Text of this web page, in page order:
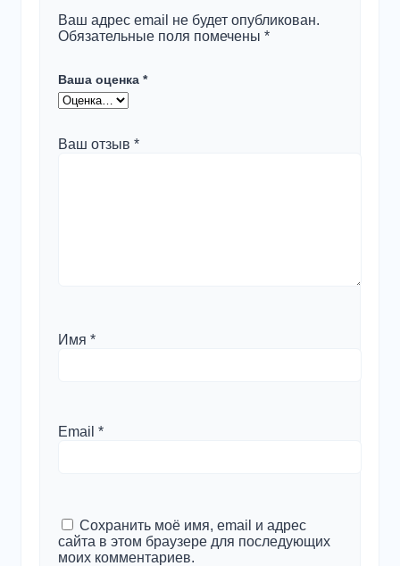
Ваш адрес email не будет опубликован.
Обязательные поля помечены *
Ваша оценка *
Ваш отзыв *
Имя *
Email *
Сохранить моё имя, email и адрес
сайта в этом браузере для последующих
моих комментариев.